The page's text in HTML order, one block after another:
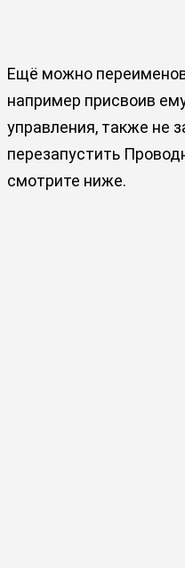
Ещё можно
например присвоив
управления, также не
перезапустить
смотрите ниже.